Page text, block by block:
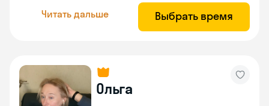
Читать дальше Выбрать время
Ольга